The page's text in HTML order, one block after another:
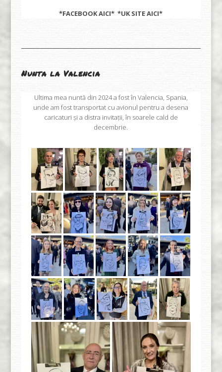
*FACEBOOKAICI* *UK SITEAICI*
Nunta la Valencia
Ultima mea nuntă din 2024 a fost în Valencia, Spania,
unde am fost transportat cu avionul pentru a desena
caricaturi și a distra invitații, în soarele cald de
decembrie.